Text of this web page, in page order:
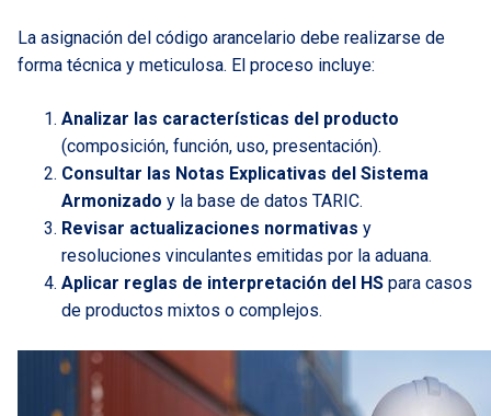
La asignación del código arancelario debe realizarse de
forma técnica y meticulosa. El proceso incluye:
Analizar las características del producto
(composición, función, uso, presentación).
Consultar las Notas Explicativas del Sistema
Armonizado y la base de datos TARIC.
Revisar actualizaciones normativas y
resoluciones vinculantes emitidas por la aduana.
Aplicar reglas de interpretación del HS para casos
de productos mixtos o complejos.